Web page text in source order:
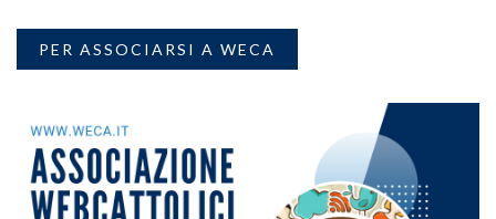
PER ASSOCIARSI A WECA